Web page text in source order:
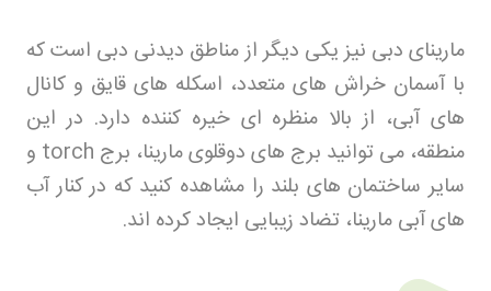
مارینای دبی نیز یکی دیگر از مناطق دیدنی دبی است که
با آسمان‌ خراش‌ های متعدد، اسکله‌ های قایق و کانال‌
های آبی، از بالا منظره‌ ای خیره‌ کننده دارد. در این
منطقه، می‌ توانید برج‌ های دوقلوی مارینا، برج
و
سایر ساختمان‌ های بلند را مشاهده کنید که در کنار آب‌
های آبی مارینا، تضاد زیبایی ایجاد کرده‌ اند.